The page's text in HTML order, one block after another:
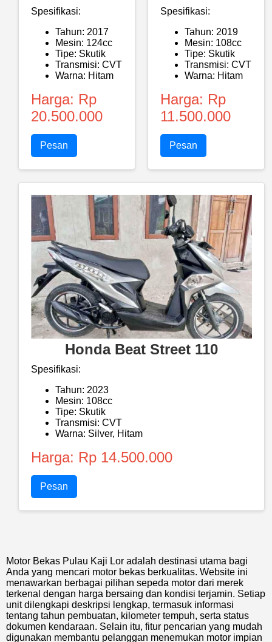
Spesifikasi:
Tahun: 2017
Mesin: 124cc
Tipe: Skutik
Transmisi: CVT
Warna: Hitam
Harga: Rp
20.500.000
Pesan
Spesifikasi:
Tahun: 2019
Mesin: 108cc
Tipe: Skutik
Transmisi: CVT
Warna: Hitam
Harga: Rp
11.500.000
Pesan
Honda Beat Street 110
Spesifikasi:
Tahun: 2023
Mesin: 108cc
Tipe: Skutik
Transmisi: CVT
Warna: Silver, Hitam
Harga: Rp 14.500.000
Pesan
Motor Bekas Pulau Kaji Lor adalah destinasi utama bagi
Anda yang mencari motor bekas berkualitas. Website ini
menawarkan berbagai pilihan sepeda motor dari merek
terkenal dengan harga bersaing dan kondisi terjamin. Setiap
unit dilengkapi deskripsi lengkap, termasuk informasi
tentang tahun pembuatan, kilometer tempuh, serta status
dokumen kendaraan. Selain itu, fitur pencarian yang mudah
digunakan membantu pelanggan menemukan motor impian